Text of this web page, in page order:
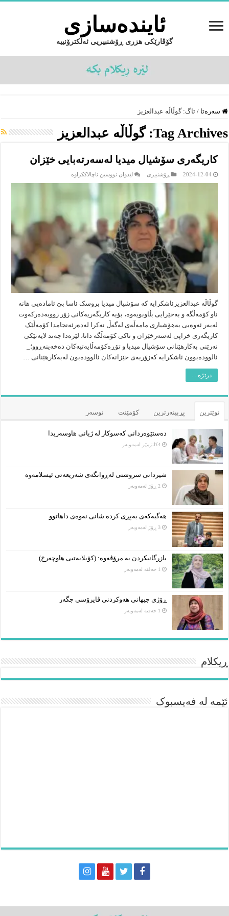
ئایندەسازى
گۆڤارێکی هزری ڕۆشنبیریی ئەلکترۆنییە
سەرەتا / تاگ:گوڵاڵە عبدالعزیز
Tag Archives: گوڵاڵە عبدالعزیز
کاریگەری سۆشیال میدیا لەسەرتەبایی خێزان
2024-12-04 ڕۆشنبیرى لێدوان نووسین ناچالاککراوە
گوڵاڵە عبدالعزیزئاشکرایە کە سۆشیال میدیا بروسک ئاسا بێ ئامادەیی هاتە
ناو کۆمەڵگە و بەخێرایی بڵاوبویەوە، بۆیە کاریگەریەکانی زۆر زووبەدەرکەوت
لەبەر ئەوەیی بەهۆشیاری مامەڵەی لەگەڵ نەکرا لەدەرئەنجامدا کۆمەڵێک
کاریگەری خراپی لەسەرخێزان و تاکی کۆمەڵگە دانا، لێرەدا چەند لایەنێکی
نەرێنی بەکارهێنانی سۆشیال میدیا و تۆڕەکۆمەڵایەتیەکان دەخەینەڕوو؛_
ئالوودەبوون ئاشکرایە کەزۆربەی خێزانەکان ئالوودەبون لەبەکارهێنانی …
درێژە ...
نوێترین پڕبینەرترین کۆمێنت نوسەر
دەستێوەردانی کەسوکار لە ژیانی هاوسەریدا
4كاتژمێر لەمەوبەر
شیردانی سروشتی لەڕوانگەی شەریعەتی ئیسلامەوە
2 ڕۆژ لەمەوبەر
هەگبەکەی بەپڕی کردە شانی نەوەی داهاتوو
3 ڕۆژ لەمەوبەر
بازرگانیکردن بە مرۆڤەوە: (کۆیلایەتیی هاوچەرخ)
1 حەفتە لەمەوبەر
ڕۆژی جیهانی هەوکردنی ڤایرۆسی جگەر
1 حەفتە لەمەوبەر
ڕیکلام
ئێمە لە فەیسبوک